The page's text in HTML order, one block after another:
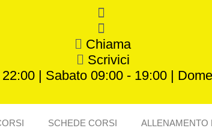
Chiama
Scrivici
| Sabato 09:00 - 19:00 |
SCHEDE CORSI ALLENAMENTO